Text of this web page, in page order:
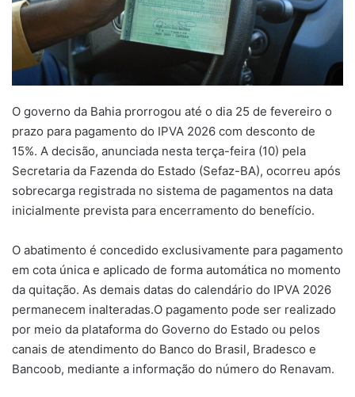
O governo da Bahia prorrogou até o dia 25 de fevereiro o
prazo para pagamento do IPVA 2026 com desconto de
15%. A decisão, anunciada nesta terça-feira (10) pela
Secretaria da Fazenda do Estado (Sefaz-BA), ocorreu após
sobrecarga registrada no sistema de pagamentos na data
inicialmente prevista para encerramento do benefício.
O abatimento é concedido exclusivamente para pagamento
em cota única e aplicado de forma automática no momento
da quitação. As demais datas do calendário do IPVA 2026
permanecem inalteradas.O pagamento pode ser realizado
por meio da plataforma do Governo do Estado ou pelos
canais de atendimento do Banco do Brasil, Bradesco e
Bancoob, mediante a informação do número do Renavam.